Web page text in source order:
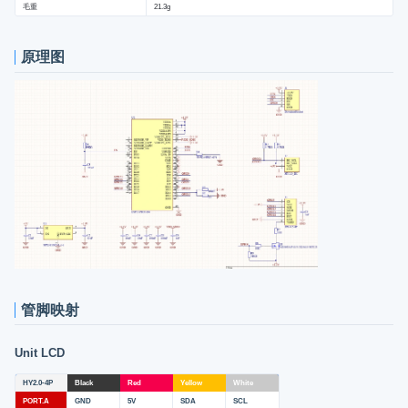
毛重 21.3g
原理图
管脚映射
Unit LCD
HY2.0-4P Black Red Yellow White
PORT.A GND 5V SDA SCL